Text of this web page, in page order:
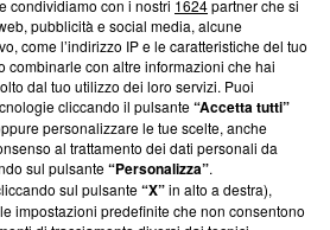
Integrity’Blasting News non è
ma ha richiesto di farne
ha ancora effettuato una verifica di
condividiamo con i nostri 1624partner che si
pubblicità e social media, alcune
come l’indirizzo IP e le caratteristiche del tuo
combinarle con altre informazioni che hai
dal tuo utilizzo dei loro servizi. Puoi
cliccando il pulsante“Accetta tutti”
personalizzare le tue scelte, anche
al trattamento dei dati personali da
sul pulsante“Personalizza”.
sul pulsante“X”in alto a destra),
impostazioni predefinite che non consentono